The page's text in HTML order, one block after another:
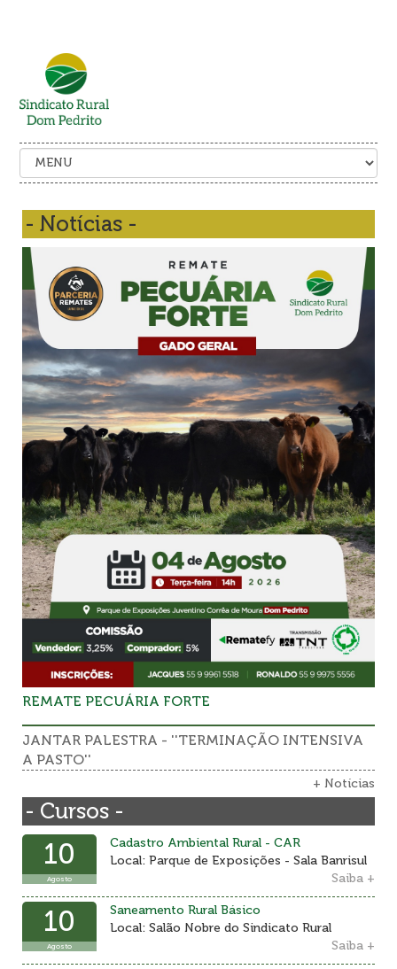
- Notícias -
REMATE PECUÁRIA FORTE
JANTAR PALESTRA - ''TERMINAÇÃO INTENSIVA
A PASTO''
+ Notícias
- Cursos -
10
Agosto
Cadastro Ambiental Rural - CAR
Local: Parque de Exposições - Sala Banrisul
Saiba +
10
Agosto
Saneamento Rural Básico
Local: Salão Nobre do Sindicato Rural
Saiba +